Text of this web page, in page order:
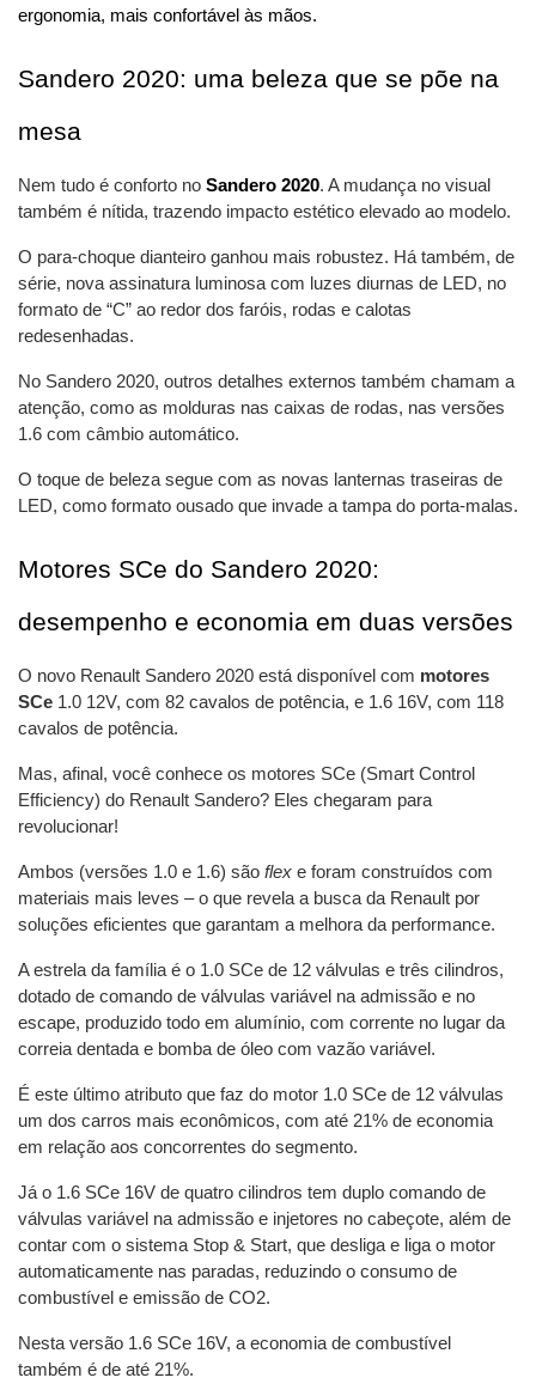
ergonomia, mais confortável às mãos.
Sandero 2020: uma beleza que se põe na
mesa
Nem tudo é conforto no Sandero 2020. A mudança no visual
também é nítida, trazendo impacto estético elevado ao modelo.
O para-choque dianteiro ganhou mais robustez. Há também, de
série, nova assinatura luminosa com luzes diurnas de LED, no
formato de “C” ao redor dos faróis, rodas e calotas
redesenhadas.
No Sandero 2020, outros detalhes externos também chamam a
atenção, como as molduras nas caixas de rodas, nas versões
1.6 com câmbio automático.
O toque de beleza segue com as novas lanternas traseiras de
LED, como formato ousado que invade a tampa do porta-malas.
Motores SCe do Sandero 2020:
desempenho e economia em duas versões
O novo Renault Sandero 2020 está disponível com motores
SCe 1.0 12V, com 82 cavalos de potência, e 1.6 16V, com 118
cavalos de potência.
Mas, afinal, você conhece os motores SCe (Smart Control
Efficiency) do Renault Sandero? Eles chegaram para
revolucionar!
Ambos (versões 1.0 e 1.6) são flex e foram construídos com
materiais mais leves – o que revela a busca da Renault por
soluções eficientes que garantam a melhora da performance.
A estrela da família é o 1.0 SCe de 12 válvulas e três cilindros,
dotado de comando de válvulas variável na admissão e no
escape, produzido todo em alumínio, com corrente no lugar da
correia dentada e bomba de óleo com vazão variável.
É este último atributo que faz do motor 1.0 SCe de 12 válvulas
um dos carros mais econômicos, com até 21% de economia
em relação aos concorrentes do segmento.
Já o 1.6 SCe 16V de quatro cilindros tem duplo comando de
válvulas variável na admissão e injetores no cabeçote, além de
contar com o sistema Stop & Start, que desliga e liga o motor
automaticamente nas paradas, reduzindo o consumo de
combustível e emissão de CO2.
Nesta versão 1.6 SCe 16V, a economia de combustível
também é de até 21%.